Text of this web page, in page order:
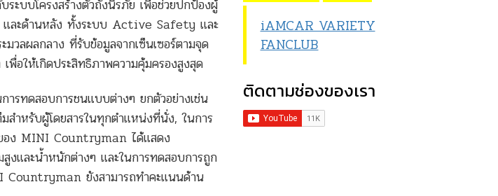
บโครงสร้างตัวถังนิรภัย เพื่อช่วยปกป้องผู้
และด้านหลัง ทั้งระบบ Active Safety และ
วลผลกลาง ที่รับข้อมูลจากเซ็นเซอร์ตามจุด
พื่อให้เกิดประสิทธิภาพความคุ้มครองสูงสุด
รทดสอบการชนแบบต่างๆ ยกตัวอย่างเช่น
ำหรับผู้โดยสารในทุกตำแหน่งที่นั่ง, ในการ
ของ MINI Countryman ได้แสดง
งและน้ำหนักต่างๆ และในการทดสอบการถูก
Countryman ยังสามารถทำคะแนนด้าน
iAMCAR VARIETY
FANCLUB
ติดตามช่องของเรา